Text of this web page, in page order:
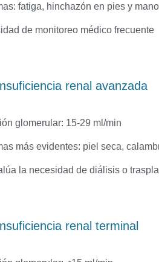
fatiga, hinchazón en pies y
de monitoreo médico frecuente
renal avanzada
glomerular: 15-29 ml/min
más evidentes: piel seca,
la necesidad de diálisis o
renal terminal